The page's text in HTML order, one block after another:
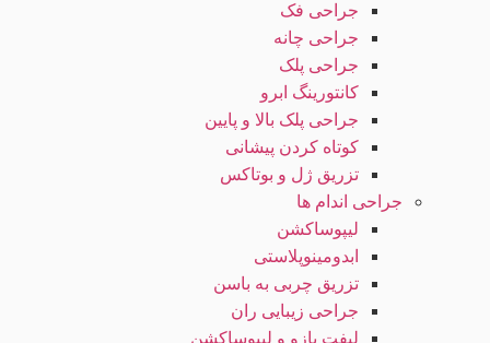
جراحی فک
جراحی چانه
جراحی پلک
کانتورینگ ابرو
جراحی پلک بالا و پایین
کوتاه کردن پیشانی
تزریق ژل و بوتاکس
جراحی اندام ها
لیپوساکشن
ابدومینوپلاستی
تزریق چربی به باسن
جراحی زیبایی ران
لیفت بازو و لیپوساکشن